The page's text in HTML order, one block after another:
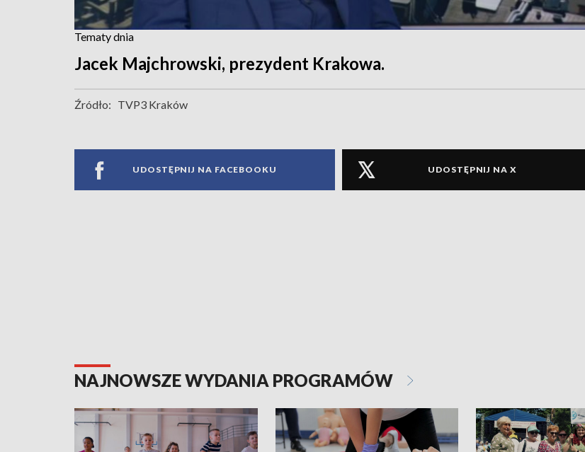
Tematy dnia
Jacek Majchrowski, prezydent Krakowa.
Źródło: TVP3 Kraków
UDOSTĘPNIJ NA FACEBOOKU UDOSTĘPNIJ NA X
NAJNOWSZE WYDANIA PROGRAMÓW